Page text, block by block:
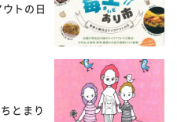
トの日
とまり